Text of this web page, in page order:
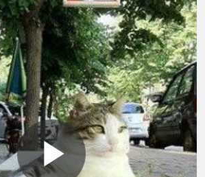
หลับมีประสิทธิภาพมากยิ่งขึ้น 📍 สนใจ
สั่งซื้อสินค้า Diip CBD 💬 LINE :
@diipgeek 🔗 หรือกดลิงก์
https://lin.ee/U91Fzyz